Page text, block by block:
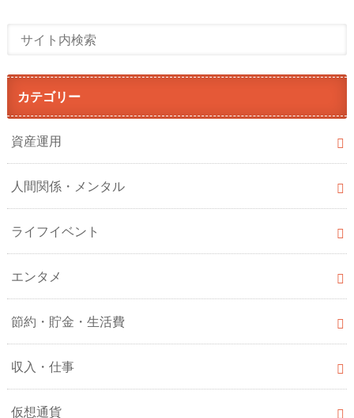
カテゴリー
資産運用
人間関係・メンタル
ライフイベント
エンタメ
節約・貯金・生活費
収入・仕事
仮想通貨